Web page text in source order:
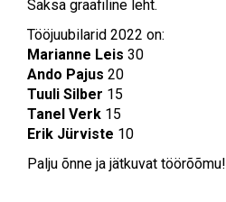
Saksa graafiline leht.
Tööjuubilarid 2022 on:
Marianne Leis 30
Ando Pajus 20
Tuuli Silber 15
Tanel Verk 15
Erik Jürviste 10
Palju õnne ja jätkuvat töörõõmu!